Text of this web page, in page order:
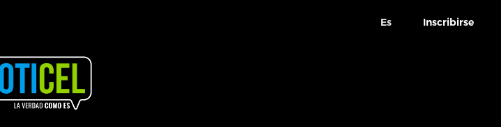
Es Inscribirse